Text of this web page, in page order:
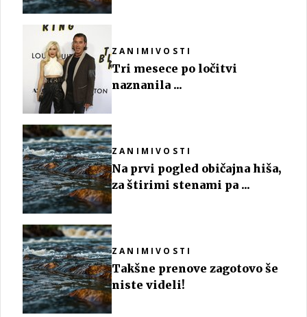
ZANIMIVOSTI
Tri mesece po ločitvi
naznanila ...
ZANIMIVOSTI
Na prvi pogled običajna hiša,
za štirimi stenami pa ...
ZANIMIVOSTI
Takšne prenove zagotovo še
niste videli!